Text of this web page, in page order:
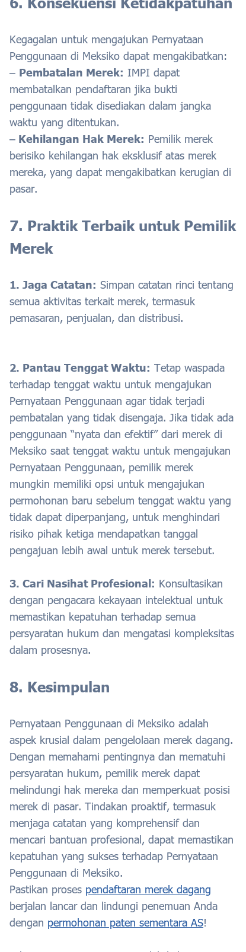
Kegagalan untuk mengajukan Pernyataan
Penggunaan di Meksiko dapat mengakibatkan:
– Pembatalan Merek: IMPI dapat
membatalkan pendaftaran jika bukti
penggunaan tidak disediakan dalam jangka
waktu yang ditentukan.
– Kehilangan Hak Merek: Pemilik merek
berisiko kehilangan hak eksklusif atas merek
mereka, yang dapat mengakibatkan kerugian di
pasar.
7. Praktik Terbaik untuk Pemilik
Merek
1. Jaga Catatan: Simpan catatan rinci tentang
semua aktivitas terkait merek, termasuk
pemasaran, penjualan, dan distribusi.
2. Pantau Tenggat Waktu: Tetap waspada
terhadap tenggat waktu untuk mengajukan
Pernyataan Penggunaan agar tidak terjadi
pembatalan yang tidak disengaja. Jika tidak ada
penggunaan “nyata dan efektif” dari merek di
Meksiko saat tenggat waktu untuk mengajukan
Pernyataan Penggunaan, pemilik merek
mungkin memiliki opsi untuk mengajukan
permohonan baru sebelum tenggat waktu yang
tidak dapat diperpanjang, untuk menghindari
risiko pihak ketiga mendapatkan tanggal
pengajuan lebih awal untuk merek tersebut.
3. Cari Nasihat Profesional: Konsultasikan
dengan pengacara kekayaan intelektual untuk
memastikan kepatuhan terhadap semua
persyaratan hukum dan mengatasi kompleksitas
dalam prosesnya.
8. Kesimpulan
Pernyataan Penggunaan di Meksiko adalah
aspek krusial dalam pengelolaan merek dagang.
Dengan memahami pentingnya dan mematuhi
persyaratan hukum, pemilik merek dapat
melindungi hak mereka dan memperkuat posisi
merek di pasar. Tindakan proaktif, termasuk
menjaga catatan yang komprehensif dan
mencari bantuan profesional, dapat memastikan
kepatuhan yang sukses terhadap Pernyataan
Penggunaan di Meksiko.
Pastikan proses pendaftaran merek dagang
berjalan lancar dan lindungi penemuan Anda
dengan permohonan paten sementara AS!